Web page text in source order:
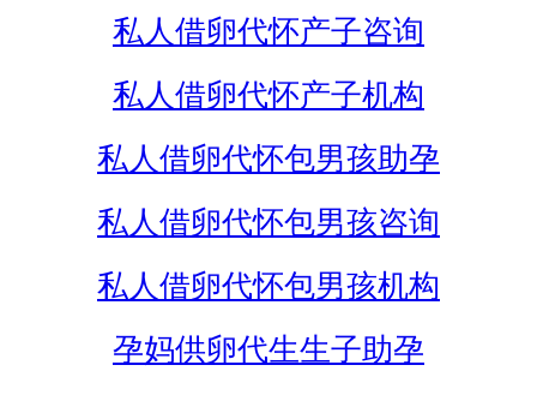
私人借卵代怀产子咨询
私人借卵代怀产子机构
私人借卵代怀包男孩助孕
私人借卵代怀包男孩咨询
私人借卵代怀包男孩机构
孕妈供卵代生生子助孕